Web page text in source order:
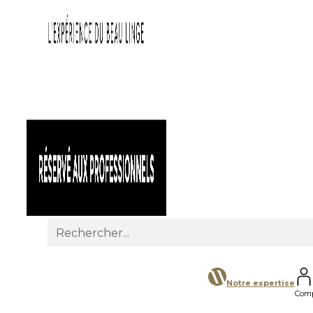
for:
Notre expertise